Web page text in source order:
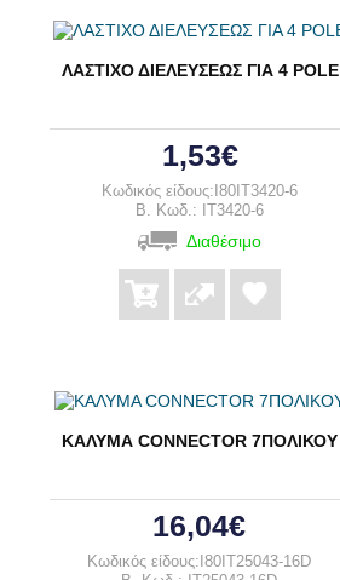
ΛΑΣΤΙΧΟ ΔΙΕΛΕΥΣΕΩΣ ΓΙΑ 4 POLE
1,53€
Κωδικός είδους:I80IT3420-6
B. Κωδ.: IT3420-6
Διαθέσιμο
ΚΑΛΥΜΑ CONNECTOR 7ΠΟΛΙΚΟΥ
16,04€
Κωδικός είδους:I80IT25043-16D